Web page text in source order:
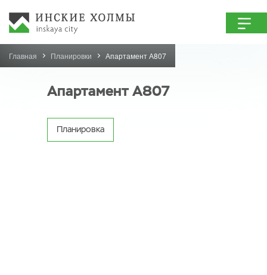
Главная Планировки Апартамент А807
Апартамент А807
Планировка